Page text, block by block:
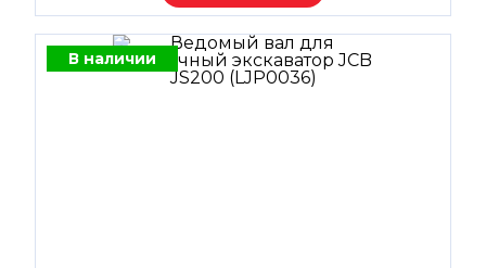
В наличии